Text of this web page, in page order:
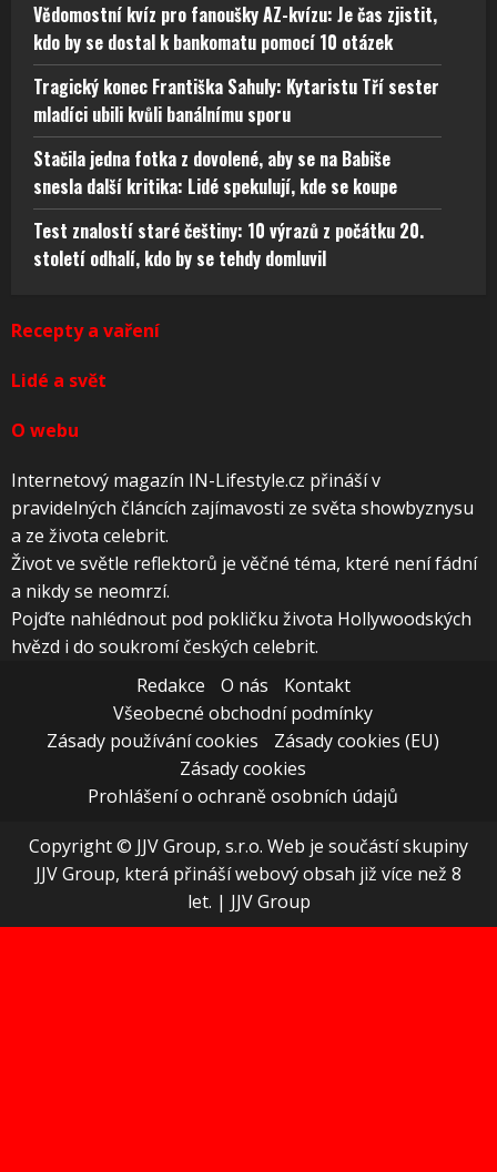
Vědomostní kvíz pro fanoušky AZ-kvízu: Je čas zjistit,
kdo by se dostal k bankomatu pomocí 10 otázek
Tragický konec Františka Sahuly: Kytaristu Tří sester
mladíci ubili kvůli banálnímu sporu
Stačila jedna fotka z dovolené, aby se na Babiše
snesla další kritika: Lidé spekulují, kde se koupe
Test znalostí staré češtiny: 10 výrazů z počátku 20.
století odhalí, kdo by se tehdy domluvil
Recepty a vaření
Lidé a svět
O webu
Internetový magazín IN-Lifestyle.cz přináší v
pravidelných článcích zajímavosti ze světa showbyznysu
a ze života celebrit.
Život ve světle reflektorů je věčné téma, které není fádní
a nikdy se neomrzí.
Pojďte nahlédnout pod pokličku života Hollywoodských
hvězd i do soukromí českých celebrit.
Redakce
O nás
Kontakt
Všeobecné obchodní podmínky
Zásady používání cookies
Zásady cookies (EU)
Zásady cookies
Prohlášení o ochraně osobních údajů
Copyright © JJV Group, s.r.o. Web je součástí skupiny
JJV Group, která přináší webový obsah již více než 8
let. | JJV Group